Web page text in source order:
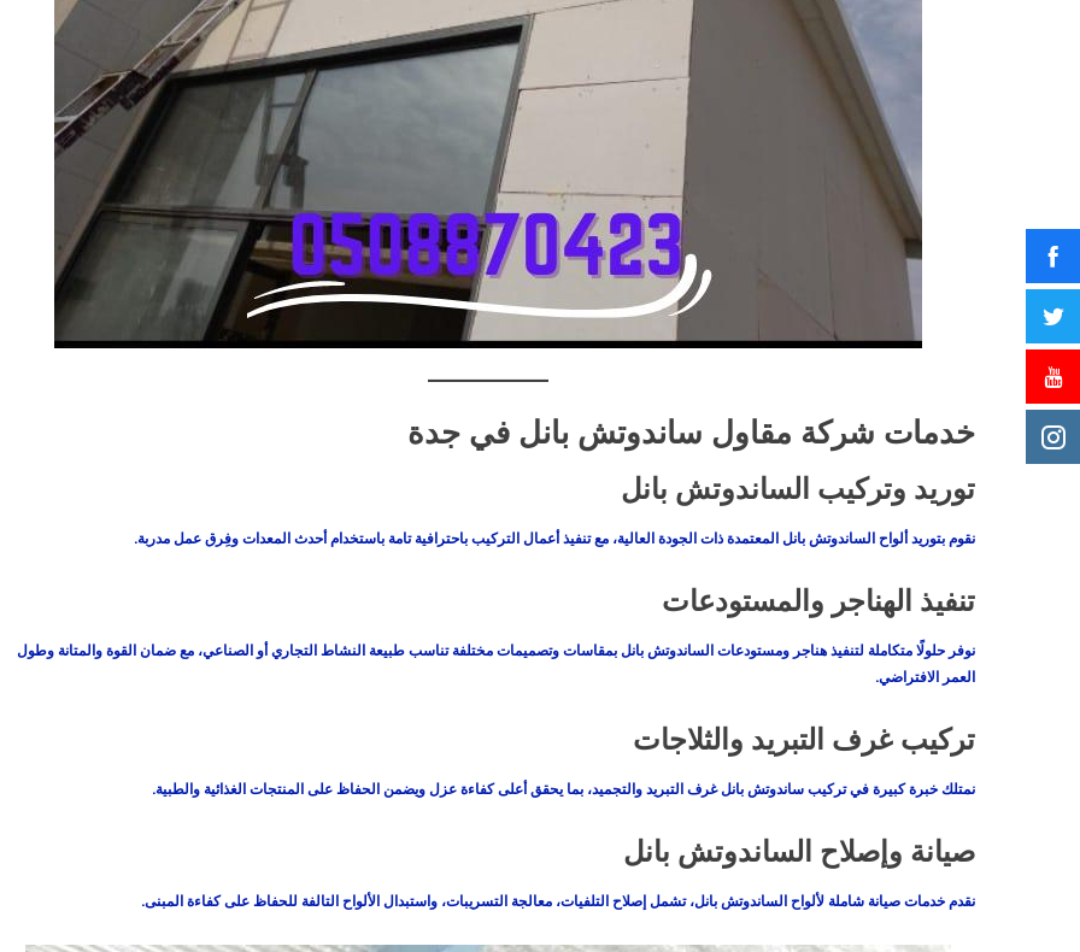
خدمات شركة مقاول ساندوتش بانل في جدة
توريد وتركيب الساندوتش بانل
نقوم بتوريد ألواح الساندوتش بانل المعتمدة ذات الجودة العالية، مع تنفيذ أعمال التركيب باحترافية تامة باستخدام أحدث المعدات وفِرق عمل مدربة.
تنفيذ الهناجر والمستودعات
نوفر حلولًا متكاملة لتنفيذ هناجر ومستودعات الساندوتش بانل بمقاسات وتصميمات مختلفة تناسب طبيعة النشاط التجاري أو الصناعي، مع ضمان القوة والمتانة وطول
العمر الافتراضي.
تركيب غرف التبريد والثلاجات
نمتلك خبرة كبيرة في تركيب ساندوتش بانل غرف التبريد والتجميد، بما يحقق أعلى كفاءة عزل ويضمن الحفاظ على المنتجات الغذائية والطبية.
صيانة وإصلاح الساندوتش بانل
نقدم خدمات صيانة شاملة لألواح الساندوتش بانل، تشمل إصلاح التلفيات، معالجة التسريبات، واستبدال الألواح التالفة للحفاظ على كفاءة المبنى.